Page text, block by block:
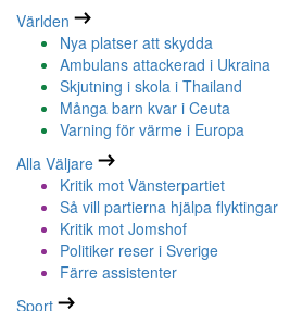
Världen
Nya platser att skydda
Ambulans attackerad i Ukraina
Skjutning i skola i Thailand
Många barn kvar i Ceuta
Varning för värme i Europa
Alla Väljare
Kritik mot Vänsterpartiet
Så vill partierna hjälpa flyktingar
Kritik mot Jomshof
Politiker reser i Sverige
Färre assistenter
Sport